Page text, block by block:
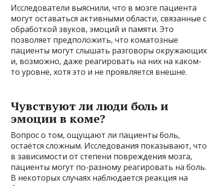
Исследователи выяснили, что в мозге пациента
могут оставаться активными области, связанные с
обработкой звуков, эмоций и памяти. Это
позволяет предположить, что коматозные
пациенты могут слышать разговоры окружающих
и, возможно, даже реагировать на них на каком-
то уровне, хотя это и не проявляется внешне.
Чувствуют ли люди боль и
эмоции в коме?
Вопрос о том, ощущают ли пациенты боль,
остаётся сложным. Исследования показывают, что
в зависимости от степени повреждения мозга,
пациенты могут по-разному реагировать на боль.
В некоторых случаях наблюдается реакция на